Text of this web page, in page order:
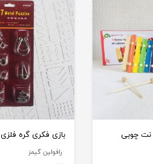
بازی فکری گره فلزی 7 عددی
رافولین گیمز